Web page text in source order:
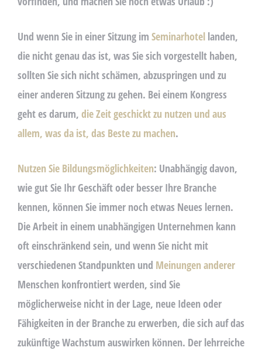
Und wenn Sie in einer Sitzung im Seminarhotel landen,
die nicht genau das ist, was Sie sich vorgestellt haben,
sollten Sie sich nicht schämen, abzuspringen und zu
einer anderen Sitzung zu gehen. Bei einem Kongress
geht es darum, die Zeit geschickt zu nutzen und aus
allem, was da ist, das Beste zu machen.
Nutzen Sie Bildungsmöglichkeiten: Unabhängig davon,
wie gut Sie Ihr Geschäft oder besser Ihre Branche
kennen, können Sie immer noch etwas Neues lernen.
Die Arbeit in einem unabhängigen Unternehmen kann
oft einschränkend sein, und wenn Sie nicht mit
verschiedenen Standpunkten und Meinungen anderer
Menschen konfrontiert werden, sind Sie
möglicherweise nicht in der Lage, neue Ideen oder
Fähigkeiten in der Branche zu erwerben, die sich auf das
zukünftige Wachstum auswirken können. Der lehrreiche